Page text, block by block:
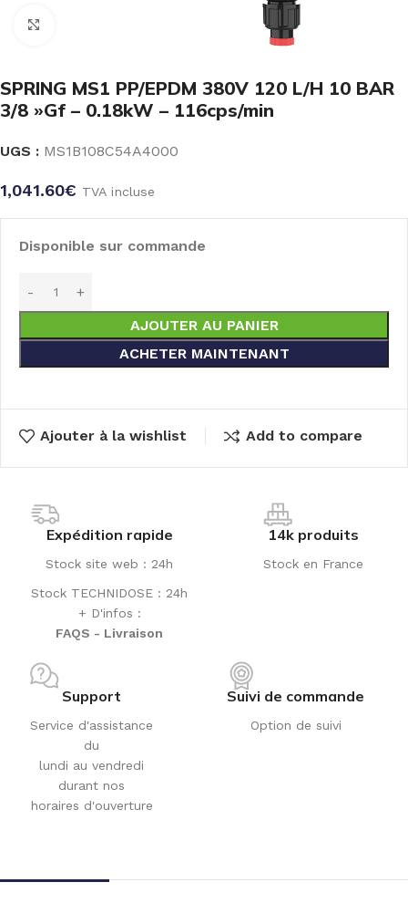
SPRING MS1 PP/EPDM 380V 120 L/H 10 BAR
3/8 »Gf – 0.18kW – 116cps/min
UGS : MS1B108C54A4000
1,041.60€ TVA incluse
Disponible sur commande
AJOUTER AU PANIER
ACHETER MAINTENANT
Ajouter à la wishlist Add to compare
Expédition rapide
Stock site web : 24h
Stock TECHNIDOSE : 24h
+ D'infos :
FAQS - Livraison
14k produits
Stock en France
Support
Service d'assistance
du
lundi au vendredi
durant nos
horaires d'ouverture
Suivi de commande
Option de suivi